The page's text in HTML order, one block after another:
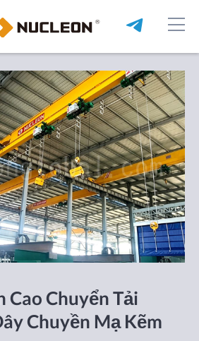
Cao Chuyển Tải
Chuyền Mạ Kẽm